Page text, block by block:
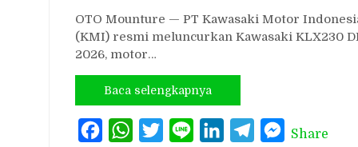
OTO Mounture — PT Kawasaki Motor
(KMI) resmi meluncurkan Kawasaki KLX230
2026, motor…
Baca selengkapnya
FacebookWhatsAppTwitterLine LinkedInTelegramMessenger
Share